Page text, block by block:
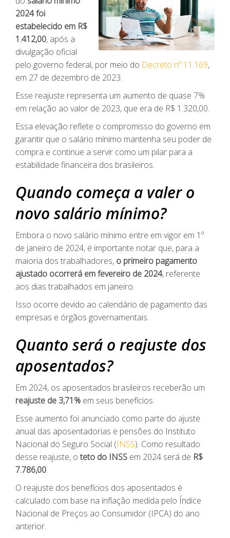
2024 foi
estabelecido em R$
1.412,00, após a
divulgação oficial
pelo governo federal, por meio do Decreto nº 11.169,
em 27 de dezembro de 2023.
Esse reajuste representa um aumento de quase 7%
em relação ao valor de 2023, que era de R$ 1.320,00.
Essa elevação reflete o compromisso do governo em
garantir que o salário mínimo mantenha seu poder de
compra e continue a servir como um pilar para a
estabilidade financeira dos brasileiros.
Quando começa a valer o
novo salário mínimo?
Embora o novo salário mínimo entre em vigor em 1º
de janeiro de 2024, é importante notar que, para a
maioria dos trabalhadores, o primeiro pagamento
ajustado ocorrerá em fevereiro de 2024, referente
aos dias trabalhados em janeiro.
Isso ocorre devido ao calendário de pagamento das
empresas e órgãos governamentais.
Quanto será o reajuste dos
aposentados?
Em 2024, os aposentados brasileiros receberão um
reajuste de 3,71% em seus benefícios.
Esse aumento foi anunciado como parte do ajuste
anual das aposentadorias e pensões do Instituto
Nacional do Seguro Social (INSS). Como resultado
desse reajuste, oteto do INSS em 2024 será de R$
7.786,00.
O reajuste dos benefícios dos aposentados é
calculado com base na inflação medida pelo Índice
Nacional de Preços ao Consumidor (IPCA) do ano
anterior.